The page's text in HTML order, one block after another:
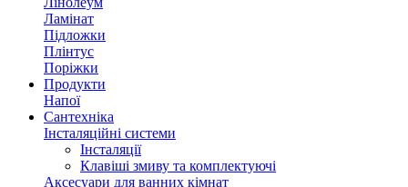
Ламінат
Підложки
Плінтус
Поріжки
Продукти
Напої
Сантехніка
Інсталяційні системи
Інсталяції
Клавіші змиву та комплектуючі
Аксесуари для ванних кімнат